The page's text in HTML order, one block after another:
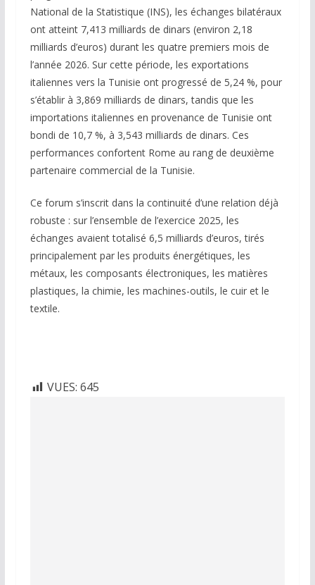
National de la Statistique (INS), les échanges bilatéraux
ont atteint 7,413 milliards de dinars (environ 2,18
milliards d’euros) durant les quatre premiers mois de
l’année 2026. Sur cette période, les exportations
italiennes vers la Tunisie ont progressé de 5,24 %, pour
s’établir à 3,869 milliards de dinars, tandis que les
importations italiennes en provenance de Tunisie ont
bondi de 10,7 %, à 3,543 milliards de dinars. Ces
performances confortent Rome au rang de deuxième
partenaire commercial de la Tunisie.
Ce forum s’inscrit dans la continuité d’une relation déjà
robuste : sur l’ensemble de l’exercice 2025, les
échanges avaient totalisé 6,5 milliards d’euros, tirés
principalement par les produits énergétiques, les
métaux, les composants électroniques, les matières
plastiques, la chimie, les machines-outils, le cuir et le
textile.
VUES: 645